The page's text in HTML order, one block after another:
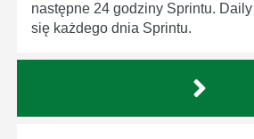
następne 24 godziny Sprintu.
się każdego dnia Sprintu.